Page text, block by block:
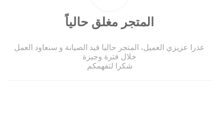
المتجر مغلق حالياً
عذرا عزيزي العميل، المتجر حاليا قيد الصيانة و سنعاود العمل
خلال فترة وجيزة
شكرا لتفهمكم